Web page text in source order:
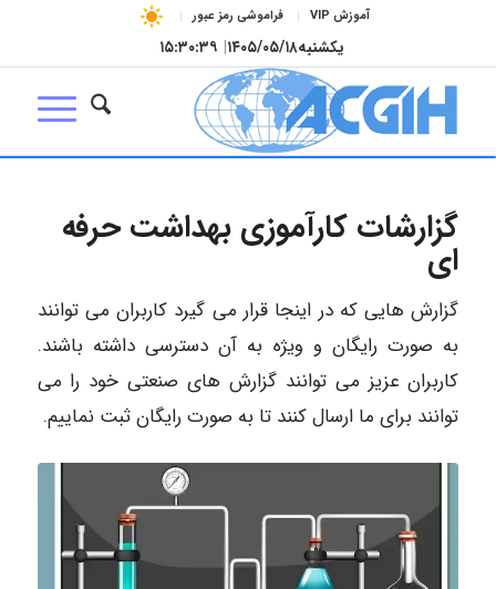
آموزش VIP فراموشی رمز عبور
یکشنبه۱۴۰۵/۰۵/۱۸| ۱۵:۳۰:۴۰
گزارشات کارآموزی بهداشت حرفه
ای
گزارش هایی که در اینجا قرار می گیرد کاربران می توانند
به صورت رایگان و ویژه به آن دسترسی داشته باشند.
کاربران عزیز می توانند گزارش های صنعتی خود را می
توانند برای ما ارسال کنند تا به صورت رایگان ثبت نماییم.